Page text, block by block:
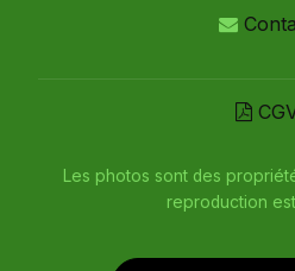
Les photos sont des
reproduction